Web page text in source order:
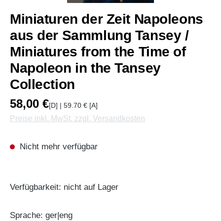
Miniaturen der Zeit Napoleons
aus der Sammlung Tansey /
Miniatures from the Time of
Napoleon in the Tansey
Collection
58,00 €[D] | 59.70 € [A]
Preise inkl. MwSt. zzgl. Versandkosten
Nicht mehr verfügbar
Verfügbarkeit: nicht auf Lager
Sprache: ger|eng